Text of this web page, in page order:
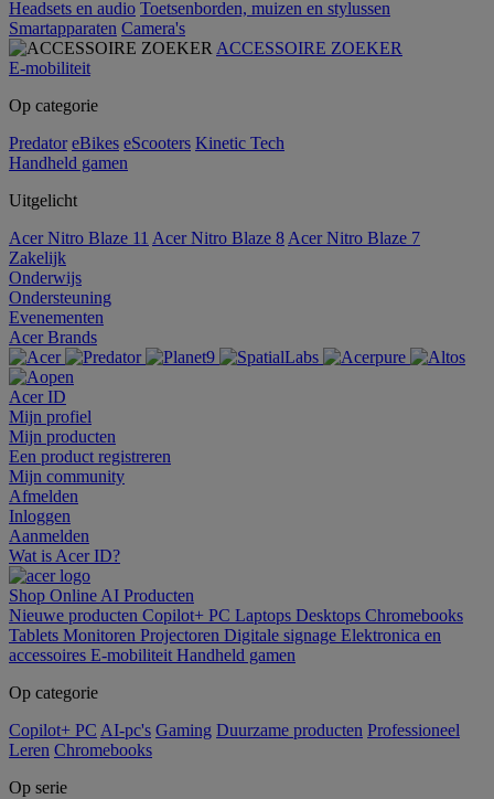
Headsets en audio Toetsenborden, muizen en stylussen
Smartapparaten Camera's
ACCESSOIRE ZOEKER
E-mobiliteit
Op categorie
Predator eBikes eScooters Kinetic Tech
Handheld gamen
Uitgelicht
Acer Nitro Blaze 11 Acer Nitro Blaze 8 Acer Nitro Blaze 7
Zakelijk
Onderwijs
Ondersteuning
Evenementen
Acer Brands
Acer ID
Mijn profiel
Mijn producten
Een product registreren
Mijn community
Afmelden
Inloggen
Aanmelden
Wat is Acer ID?
Shop Online AI Producten
Nieuwe producten Copilot+ PC Laptops Desktops Chromebooks
Tablets Monitoren Projectoren Digitale signage Elektronica en
accessoires E-mobiliteit Handheld gamen
Op categorie
Copilot+ PC AI-pc's Gaming Duurzame producten Professioneel
Leren Chromebooks
Op serie